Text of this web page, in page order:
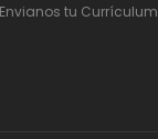
Envianos tu Currículum